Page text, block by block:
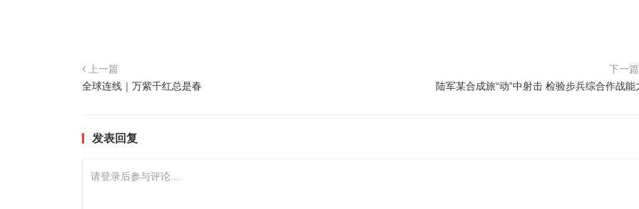
上一篇
全球连线｜万紫千红总是春
下一
陆军某合成旅“动”中射击 检验步兵综合作战能
发表回复
请登录后参与评论...